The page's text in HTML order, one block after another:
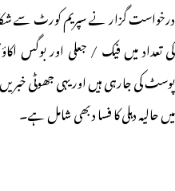
درخواست گزار نے سپریم کورٹ سے
کی تعداد میں فیک / جعلی اور بوگس
پوسٹ کی جارہی ہیں اور یہی جھوٹی
میں حالیہ دہلی کا فسا د بھی شامل ہے۔